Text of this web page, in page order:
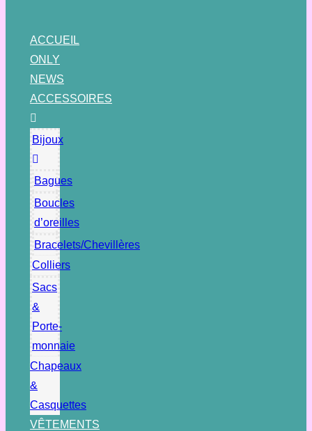
ACCUEIL
ONLY
NEWS
ACCESSOIRES
Bijoux
Bagues
Boucles
d’oreilles
Bracelets/Chevillères
Colliers
Sacs
&
Porte-
monnaie
Chapeaux
&
Casquettes
VÊTEMENTS